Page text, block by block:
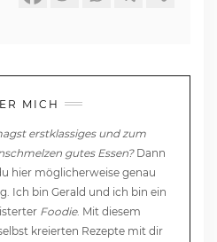
MICH
erstklassiges und zum
gutes Essen?Dann
hier möglicherweise genau
Ich bin Gerald und ich bin ein
Foodie. Mit diesem
kreierten Rezepte mit dir